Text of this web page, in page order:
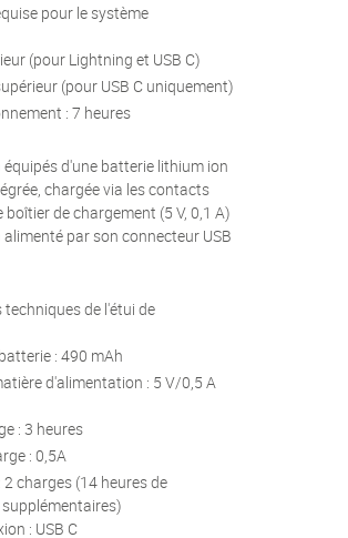
pour le système
(pour Lightning et USB C)
(pour USB C uniquement)
: 7 heures
équipés d'une batterie lithium ion
chargée via les contacts
boîtier de chargement (5 V, 0,1 A)
alimenté par son connecteur USB
de l'étui de
: 490 mAh
d'alimentation : 5 V/0,5 A
: 3 heures
: 0,5A
2 charges (14 heures de
: USB C